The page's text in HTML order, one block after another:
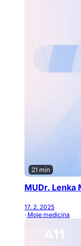
21 min
MUDr. Lenka
17. 2. 2025
· Moje medicína